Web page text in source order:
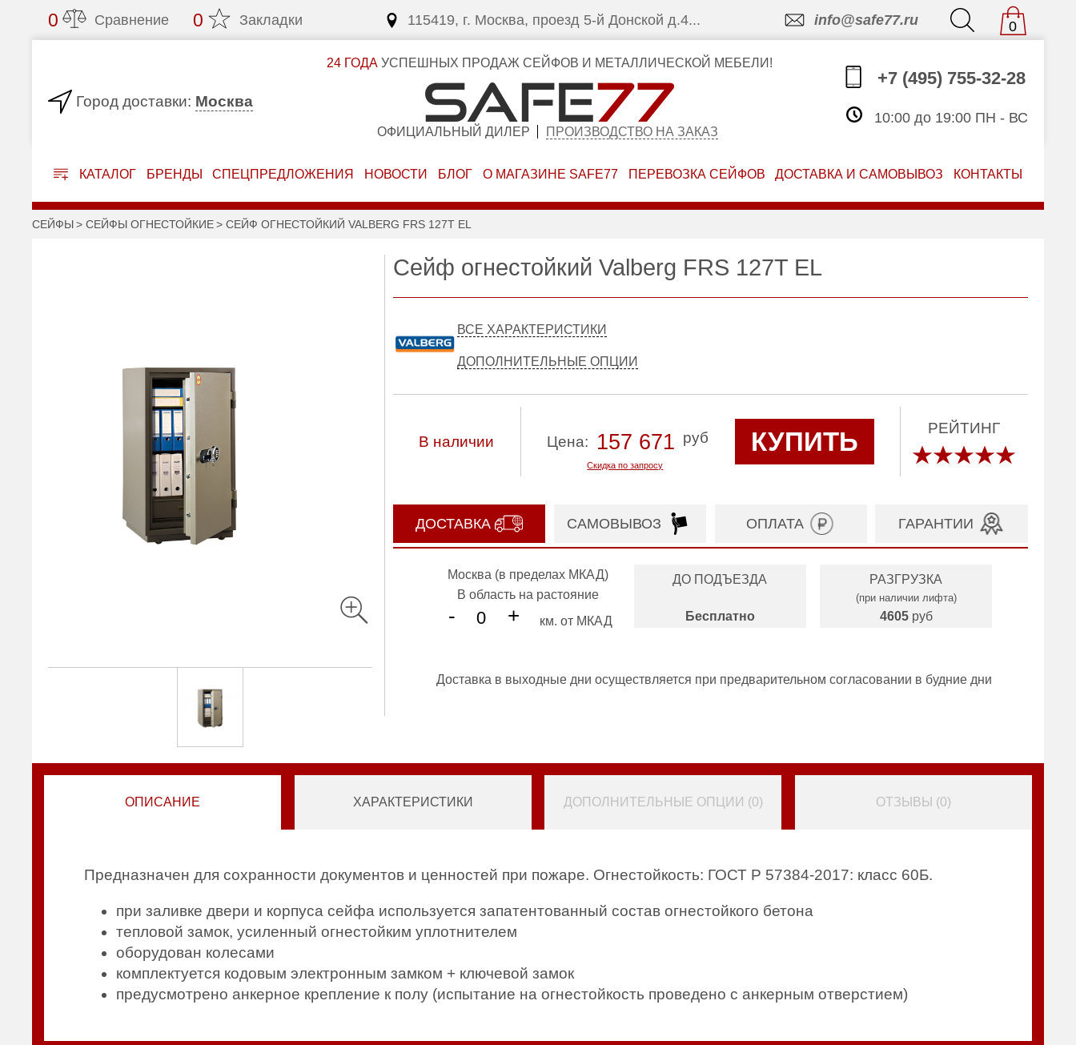
0 Сравнение 0 Закладки 115419, г. Москва, проезд 5-й Донской д.4... info@safe77.ru 0
Город доставки: Москва
24 ГОДАУСПЕШНЫХ ПРОДАЖ СЕЙФОВ И МЕТАЛЛИЧЕСКОЙ МЕБЕЛИ!
ОФИЦИАЛЬНЫЙ ДИЛЕР ПРОИЗВОДСТВО НА ЗАКАЗ
+7 (495) 755-32-28
10:00 до 19:00 ПН - ВС
КАТАЛОГ БРЕНДЫ СПЕЦПРЕДЛОЖЕНИЯ НОВОСТИ БЛОГ О МАГАЗИНЕ SAFE77 ПЕРЕВОЗКА СЕЙФОВ ДОСТАВКА И САМОВЫВОЗ КОНТАКТЫ
СЕЙФЫ СЕЙФЫ ОГНЕСТОЙКИЕ СЕЙФ ОГНЕСТОЙКИЙ VALBERG FRS 127T EL
Сейф огнестойкий Valberg FRS 127T EL
ВСЕ ХАРАКТЕРИСТИКИ
ДОПОЛНИТЕЛЬНЫЕ ОПЦИИ
В наличии Цена: 157 671
Скидка по запросу
руб КУПИТЬ РЕЙТИНГ
ДОСТАВКА САМОВЫВОЗ ОПЛАТА ГАРАНТИИ
Москва (в пределах МКАД)
В область на растояние
- + км. от МКАД
ДО ПОДЪЕЗДА
Бесплатно
РАЗГРУЗКА
(при наличии лифта)
4605 руб
Доставка в выходные дни осуществляется при предварительном согласовании в будние дни
ОПИСАНИЕ ХАРАКТЕРИСТИКИ ДОПОЛНИТЕЛЬНЫЕ ОПЦИИ (0) ОТЗЫВЫ (0)
Предназначен для сохранности документов и ценностей при пожаре. Огнестойкость: ГОСТ Р 57384-2017: класс 60Б.
при заливке двери и корпуса сейфа используется запатентованный состав огнестойкого бетона
тепловой замок, усиленный огнестойким уплотнителем
оборудован колесами
комплектуется кодовым электронным замком + ключевой замок
предусмотрено анкерное крепление к полу (испытание на огнестойкость проведено с анкерным отверстием)